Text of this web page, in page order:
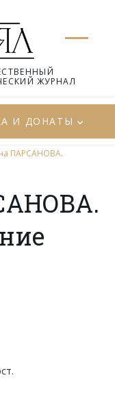
ЖУРНАЛ
И ДОНАТЫ
ПАРСАНОВА.